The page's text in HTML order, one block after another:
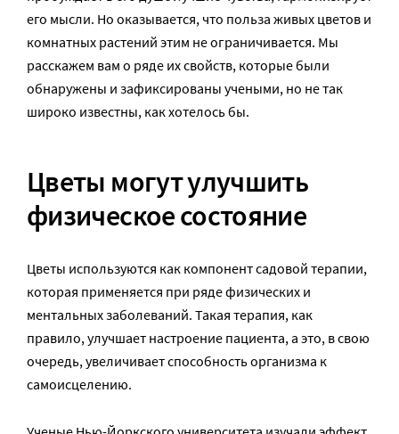
его мысли. Но оказывается, что польза живых цветов и
комнатных растений этим не ограничивается. Мы
расскажем вам о ряде их свойств, которые были
обнаружены и зафиксированы учеными, но не так
широко известны, как хотелось бы.
Цветы могут улучшить
физическое состояние
Цветы используются как компонент садовой терапии,
которая применяется при ряде физических и
ментальных заболеваний. Такая терапия, как
правило, улучшает настроение пациента, а это, в свою
очередь, увеличивает способность организма к
самоисцелению.